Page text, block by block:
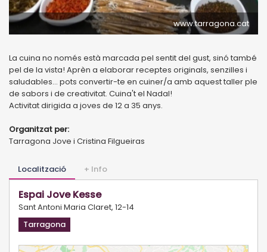
www.tarragona.cat
La cuina no només està marcada pel sentit del gust, sinó també
pel de la vista! Aprèn a elaborar receptes originals, senzilles i
saludables... pots convertir-te en cuiner/a amb aquest taller ple
de sabors i de creativitat. Cuina't el Nadal!
Activitat dirigida a joves de 12 a 35 anys.
Organitzat per:
Tarragona Jove i Cristina Filgueiras
Localització + Info
Espai Jove Kesse
Sant Antoni Maria Claret, 12-14
Tarragona